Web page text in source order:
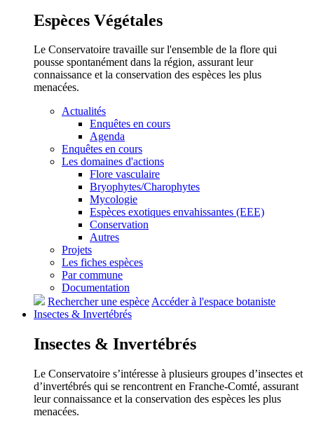
Espèces Végétales
Le Conservatoire travaille sur l'ensemble de la flore qui
pousse spontanément dans la région, assurant leur
connaissance et la conservation des espèces les plus
menacées.
Actualités
Enquêtes en cours
Agenda
Enquêtes en cours
Les domaines d'actions
Flore vasculaire
Bryophytes/Charophytes
Mycologie
Espèces exotiques envahissantes (EEE)
Conservation
Autres
Projets
Les fiches espèces
Par commune
Documentation
Rechercher une espèceAccéder à l'espace botaniste
Insectes & Invertébrés
Insectes & Invertébrés
Le Conservatoire s’intéresse à plusieurs groupes d’insectes et
d’invertébrés qui se rencontrent en Franche-Comté, assurant
leur connaissance et la conservation des espèces les plus
menacées.